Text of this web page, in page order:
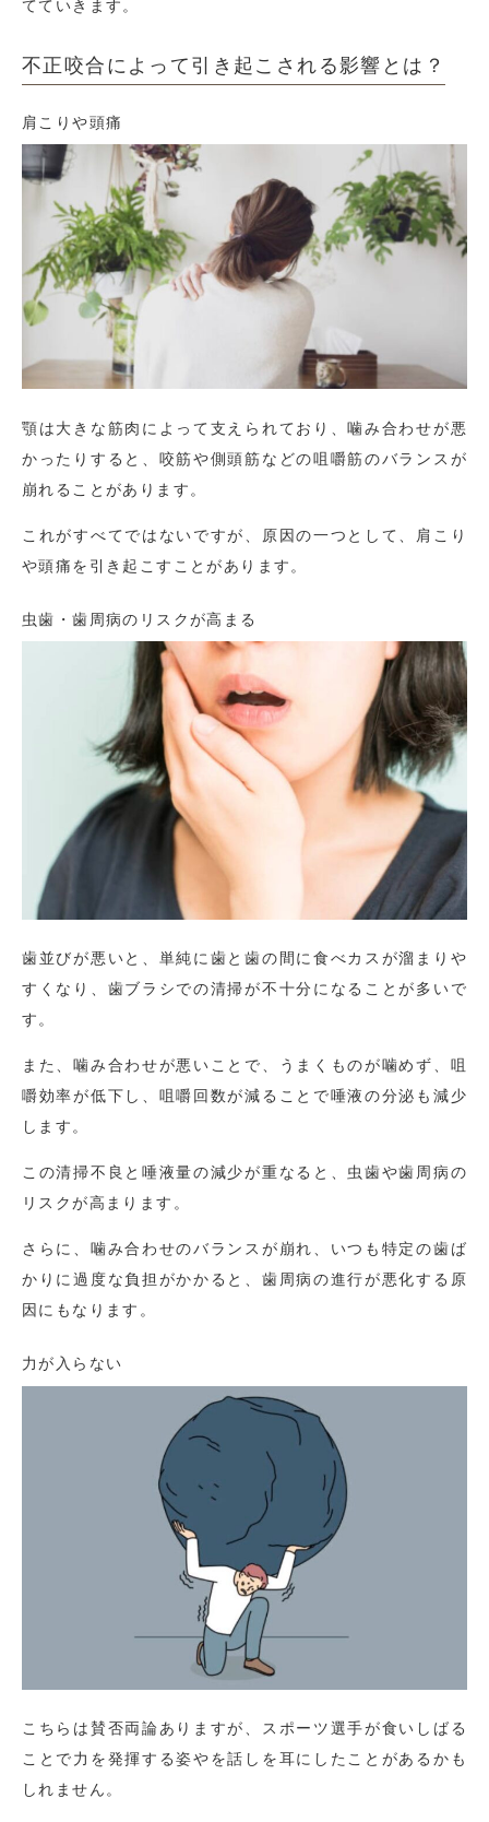
てていきます。
不正咬合によって引き起こされる影響とは？
肩こりや頭痛
顎は大きな筋肉によって支えられており、噛み合わせが悪
かったりすると、咬筋や側頭筋などの咀嚼筋のバランスが
崩れることがあります。
これがすべてではないですが、原因の一つとして、肩こり
や頭痛を引き起こすことがあります。
虫歯・歯周病のリスクが高まる
歯並びが悪いと、単純に歯と歯の間に食べカスが溜まりや
すくなり、歯ブラシでの清掃が不十分になることが多いで
す。
また、噛み合わせが悪いことで、うまくものが噛めず、咀
嚼効率が低下し、咀嚼回数が減ることで唾液の分泌も減少
します。
この清掃不良と唾液量の減少が重なると、虫歯や歯周病の
リスクが高まります。
さらに、噛み合わせのバランスが崩れ、いつも特定の歯ば
かりに過度な負担がかかると、歯周病の進行が悪化する原
因にもなります。
力が入らない
こちらは賛否両論ありますが、スポーツ選手が食いしばる
ことで力を発揮する姿やを話しを耳にしたことがあるかも
しれません。